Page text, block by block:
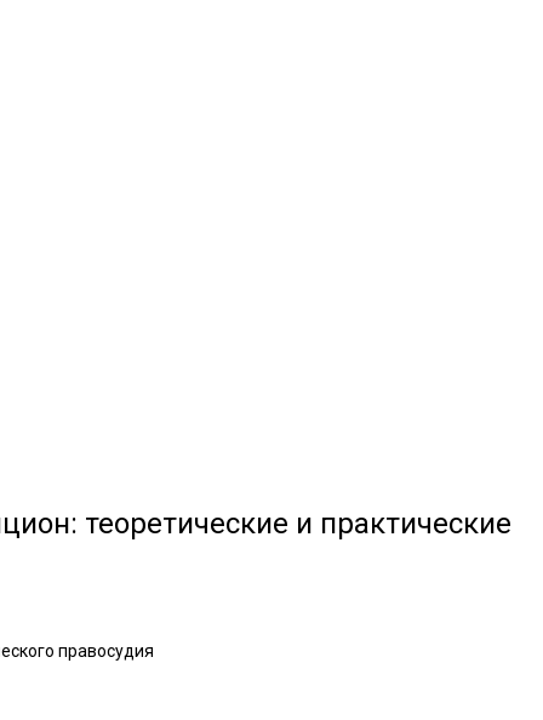
теоретические и практические
правосудия